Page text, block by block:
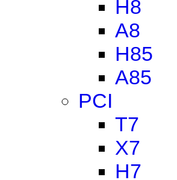
H8
A8
H85
A85
PCI
T7
X7
H7